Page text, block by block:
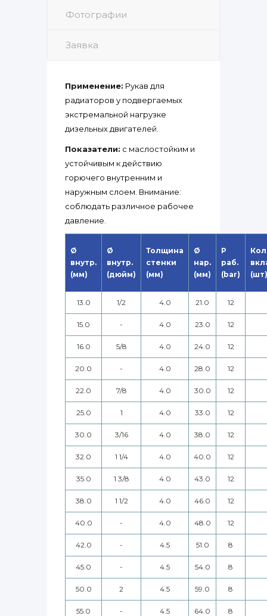
Фотографии
Заявка
Применение: Рукав для
радиаторов у подвергаемых
экстремальной нагрузке
дизельных двигателей.
Показатели: с маслостойким и
устойчивым к действию
горючего внутренним и
наружным слоем. Внимание:
соблюдать различное рабочее
давление.
Ø
внутр.
(мм)
Ø
внутр.
(дюйм)
Толщина
стенки
(мм)
Ø
нар.
(мм)
P
раб.
(bar)
(шт)
13.0 1/2 4.0 21.0 12
15.0 - 4.0 23.0 12
16.0 5/8 4.0 24.0 12
20.0 - 4.0 28.0 12
22.0 7/8 4.0 30.0 12
25.0 1 4.0 33.0 12
30.0 3/16 4.0 38.0 12
32.0 1 1/4 4.0 40.0 12
35.0 1 3/8 4.0 43.0 12
38.0 1 1/2 4.0 46.0 12
40.0 - 4.0 48.0 12
42.0 - 4.5 51.0 8
45.0 - 4.5 54.0 8
50.0 2 4.5 59.0 8
55.0 - 4.5 64.0 8